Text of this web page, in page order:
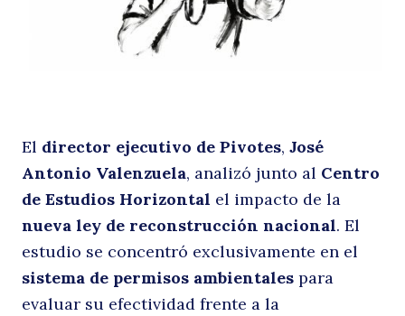
El director ejecutivo de Pivotes, José
Antonio Valenzuela, analizó junto al Centro
de Estudios Horizontal el impacto de la
nueva ley de reconstrucción nacional. El
estudio se concentró exclusivamente en el
sistema de permisos ambientales para
evaluar su efectividad frente a la